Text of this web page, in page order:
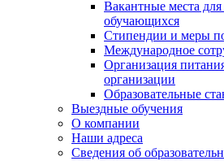
Вакантные места
обучающихся
Стипендии и меры
Международное
Организация
организации
Образовательные
Выездные обучения
О компании
Наши адреса
Сведения об